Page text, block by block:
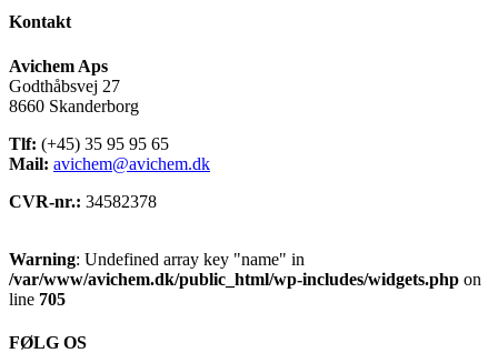
Kontakt
Avichem Aps
Godthåbsvej 27
8660 Skanderborg
Tlf: (+45) 35 95 95 65
Mail: avichem@avichem.dk
CVR-nr.: 34582378
Warning: Undefined array key "name" in
/var/www/avichem.dk/public_html/wp-includes/widgets.php on
line 705
FØLG OS